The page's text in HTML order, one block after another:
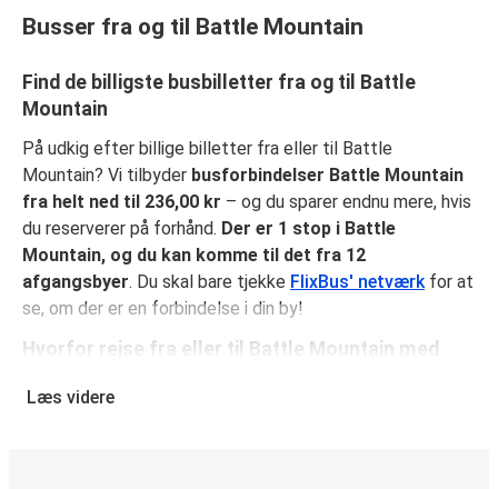
Busser fra og til Battle Mountain
Find de billigste busbilletter fra og til Battle
Mountain
På udkig efter billige billetter fra eller til Battle
Mountain? Vi tilbyder busforbindelser Battle Mountain
fra helt ned til 236,00 kr – og du sparer endnu mere, hvis
du reserverer på forhånd. Der er 1 stop i Battle
Mountain, og du kan komme til det fra 12
afgangsbyer. Du skal bare tjekke FlixBus' netværkfor at
se, om der er en forbindelse i din by!
Hvorfor rejse fra eller til Battle Mountain med
Læs videre